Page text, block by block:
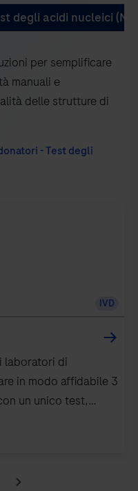
degli acidi nucleici
per semplificare
manuali e
delle strutture di
- Test degli
IVD
laboratori di
in modo affidabile 3
un unico test,